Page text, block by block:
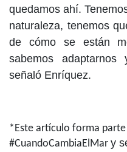
quedamos ahí.
naturaleza, tenemos
de cómo se están
sabemos
señaló Enríquez.
*Este artículo forma parte
#CuandoCambiaElMar y